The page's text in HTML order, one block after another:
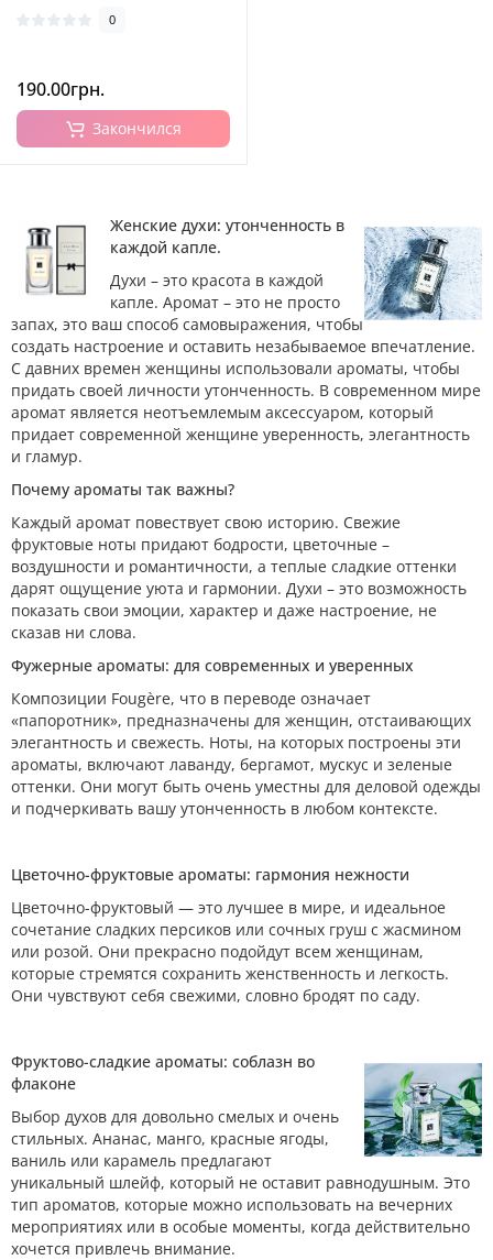
0
190.00грн.
Закончился
Женские духи: утонченность в
каждой капле.
Духи – это красота в каждой
капле. Аромат – это не просто
запах, это ваш способ самовыражения, чтобы
создать настроение и оставить незабываемое впечатление.
С давних времен женщины использовали ароматы, чтобы
придать своей личности утонченность. В современном мире
аромат является неотъемлемым аксессуаром, который
придает современной женщине уверенность, элегантность
и гламур.
Почему ароматы так важны?
Каждый аромат повествует свою историю. Свежие
фруктовые ноты придают бодрости, цветочные –
воздушности и романтичности, а теплые сладкие оттенки
дарят ощущение уюта и гармонии. Духи – это возможность
показать свои эмоции, характер и даже настроение, не
сказав ни слова.
Фужерные ароматы: для современных и уверенных
Композиции Fougère, что в переводе означает
«папоротник», предназначены для женщин, отстаивающих
элегантность и свежесть. Ноты, на которых построены эти
ароматы, включают лаванду, бергамот, мускус и зеленые
оттенки. Они могут быть очень уместны для деловой одежды
и подчеркивать вашу утонченность в любом контексте.
Цветочно-фруктовые ароматы: гармония нежности
Цветочно-фруктовый — это лучшее в мире, и идеальное
сочетание сладких персиков или сочных груш с жасмином
или розой. Они прекрасно подойдут всем женщинам,
которые стремятся сохранить женственность и легкость.
Они чувствуют себя свежими, словно бродят по саду.
Фруктово-сладкие ароматы: соблазн во
флаконе
Выбор духов для довольно смелых и очень
стильных. Ананас, манго, красные ягоды,
ваниль или карамель предлагают
уникальный шлейф, который не оставит равнодушным. Это
тип ароматов, которые можно использовать на вечерних
мероприятиях или в особые моменты, когда действительно
хочется привлечь внимание.